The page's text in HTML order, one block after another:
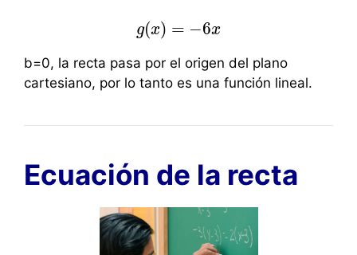
g(x) = −6x
g(x )=−6x
b=0, la recta pasa por el origen del plano
cartesiano, por lo tanto es una función lineal.
Ecuación de la recta